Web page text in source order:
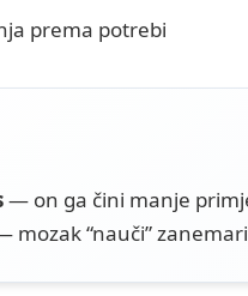
prema potrebi
— on ga čini manje
mozak “nauči”